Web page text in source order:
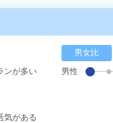
ンが多い
男女比
男性
気がある
あるモノに
に！？ディー